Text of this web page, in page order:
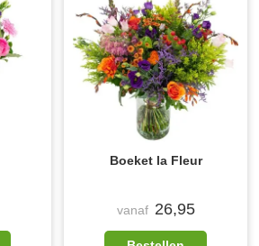
Boeket la Fleur
vanaf 26,95